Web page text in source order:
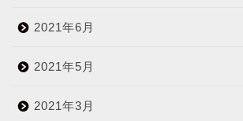
2021年6月
2021年5月
2021年3月